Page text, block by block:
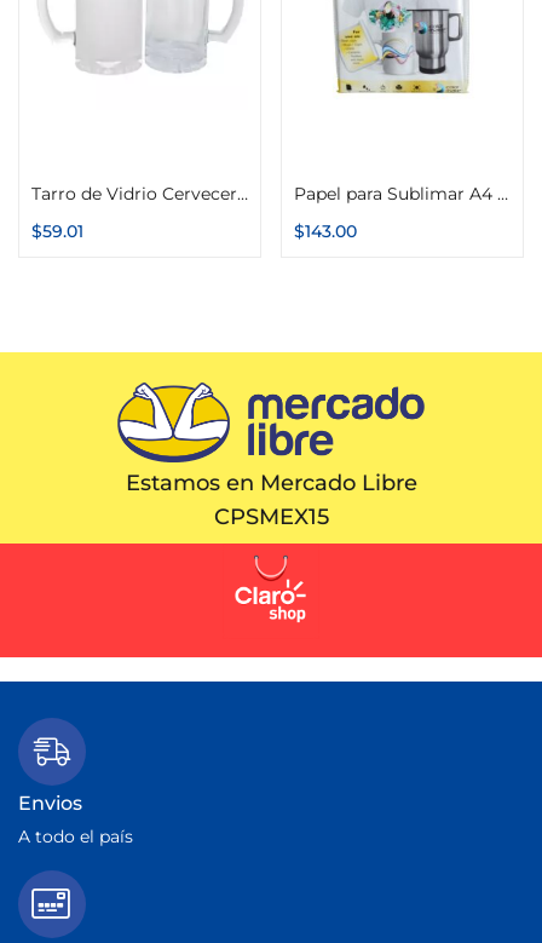
Tarro de Vidrio Cervecero 16oz Esmerilado o Transparente
$59.01
Papel para Sublimar A4 100g Secado Rápido Premium Paquete con 100 Hojas Color Make
$143.00
Estamos en Mercado Libre
CPSMEX15
Envios
A todo el país